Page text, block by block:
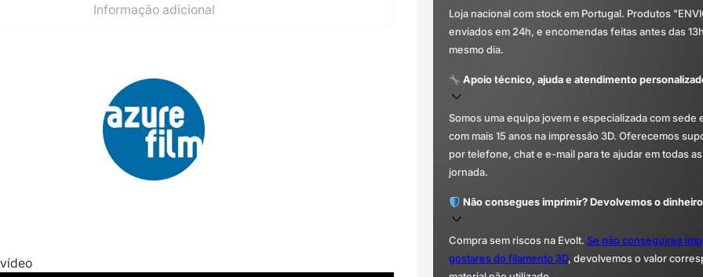
Informação adicional
Loja nacional com stock em Portugal. Produtos
enviados em 24h, e encomendas feitas antes das
mesmo dia.
Apoio técnico, ajuda e atendimento
Somos uma equipa jovem e especializada com sede
com mais 15 anos na impressão 3D. Oferecemos
por telefone, chat e e-mail para te ajudar em todas
jornada.
Não consegues imprimir? Devolvemos o
Compra sem riscos na Evolt. Se não conseguires
gostares do filamento 3D, devolvemos o valor